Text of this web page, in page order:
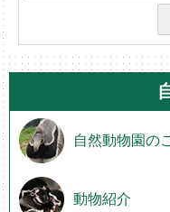
自然動物園の
動物紹介